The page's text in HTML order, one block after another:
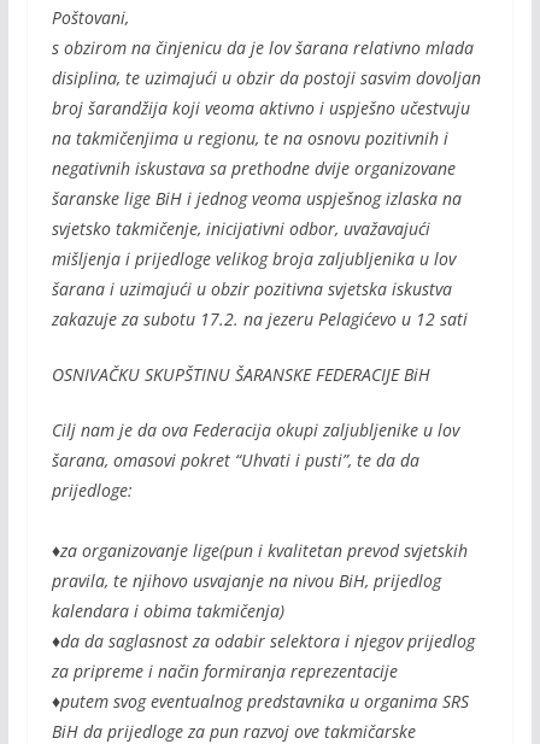
Poštovani,
s obzirom na činjenicu da je lov šarana relativno mlada
disiplina, te uzimajući u obzir da postoji sasvim dovoljan
broj šarandžija koji veoma aktivno i uspješno učestvuju
na takmičenjima u regionu, te na osnovu pozitivnih i
negativnih iskustava sa prethodne dvije organizovane
šaranske lige BiH i jednog veoma uspješnog izlaska na
svjetsko takmičenje, inicijativni odbor, uvažavajući
mišljenja i prijedloge velikog broja zaljubljenika u lov
šarana i uzimajući u obzir pozitivna svjetska iskustva
zakazuje za subotu 17.2. na jezeru Pelagićevo u 12 sati
OSNIVAČKU SKUPŠTINU ŠARANSKE FEDERACIJE BiH
Cilj nam je da ova Federacija okupi zaljubljenike u lov
šarana, omasovi pokret “Uhvati i pusti”, te da da
prijedloge:
♦za organizovanje lige(pun i kvalitetan prevod svjetskih
pravila, te njihovo usvajanje na nivou BiH, prijedlog
kalendara i obima takmičenja)
♦da da saglasnost za odabir selektora i njegov prijedlog
za pripreme i način formiranja reprezentacije
♦putem svog eventualnog predstavnika u organima SRS
BiH da prijedloge za pun razvoj ove takmičarske